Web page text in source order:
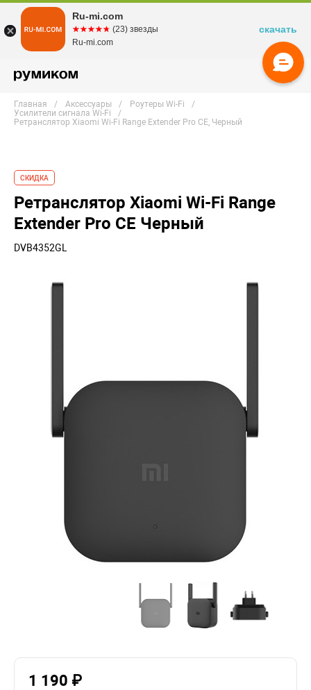
Главная Аксессуары
Роутеры Wi-Fi
Усилители сигнала Wi-Fi
Ретранслятор Xiaomi Wi-Fi Range Extender Pro CE, Черный
СКИДКА
Ретранслятор Xiaomi Wi-Fi Range
Extender Pro CE Черный
DVB4352GL
1 190 ₽
Ru-mi.com
☆☆☆☆☆
★★★★★ (23) звезды
Ru-mi.com
скачать